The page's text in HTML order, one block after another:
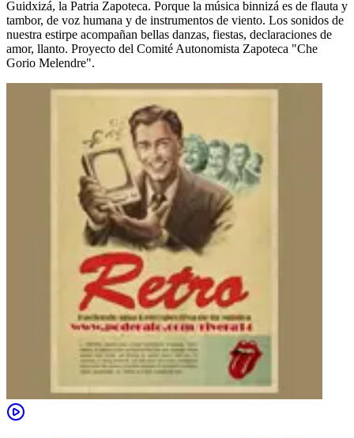
Guidxizá, la Patria Zapoteca. Porque la música binnizá es de flauta y
tambor, de voz humana y de instrumentos de viento. Los sonidos de
nuestra estirpe acompañan bellas danzas, fiestas, declaraciones de
amor, llanto. Proyecto del Comité Autonomista Zapoteca "Che
Gorio Melendre".